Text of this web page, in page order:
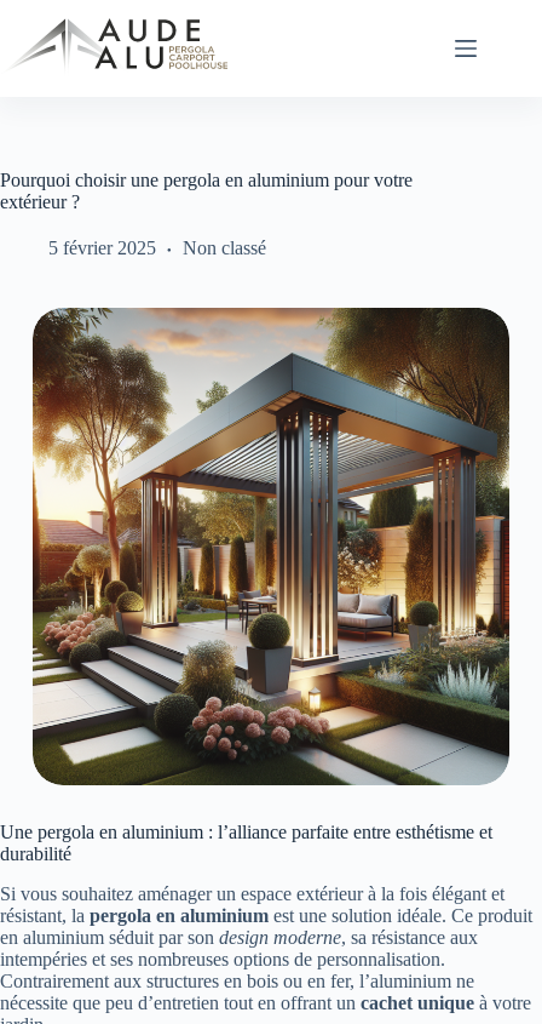
contenu
Pourquoi choisir une pergola en aluminium pour votre
extérieur ?
5 février 2025 Non classé
Une pergola en aluminium : l’alliance parfaite entre esthétisme et
durabilité
Si vous souhaitez aménager un espace extérieur à la fois élégant et
résistant, la pergola en aluminium est une solution idéale. Ce produit
en aluminium séduit par son design moderne, sa résistance aux
intempéries et ses nombreuses options de personnalisation.
Contrairement aux structures en bois ou en fer, l’aluminium ne
nécessite que peu d’entretien tout en offrant un cachet unique à votre